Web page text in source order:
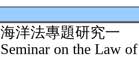
海洋法專題研究一
Seminar on the Law